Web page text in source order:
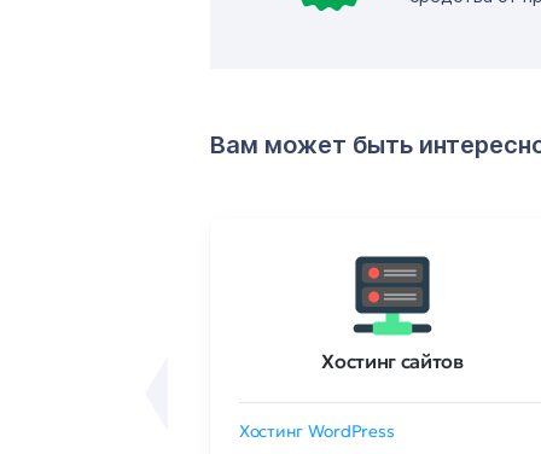
Вам может быть
Хостинг сайтов
Хостинг WordPress